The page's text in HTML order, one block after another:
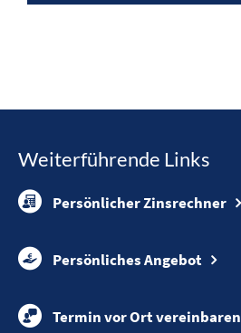
Weiterführende Links
Persönlicher Zinsrechner
Persönliches Angebot
Termin vor Ort vereinbaren